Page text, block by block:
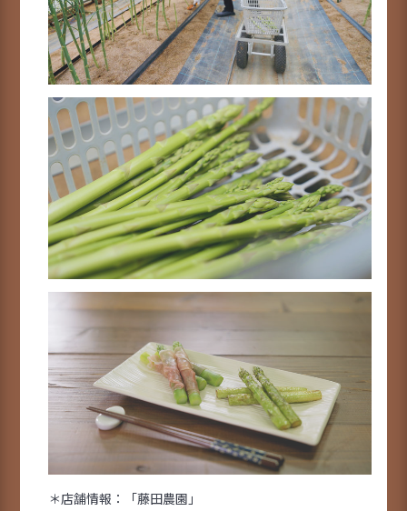
＊店舗情報：「藤田農園」